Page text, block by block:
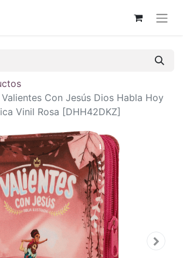
Con Jesús Dios Habla Hoy
Vinil Rosa [DHH42DKZ]